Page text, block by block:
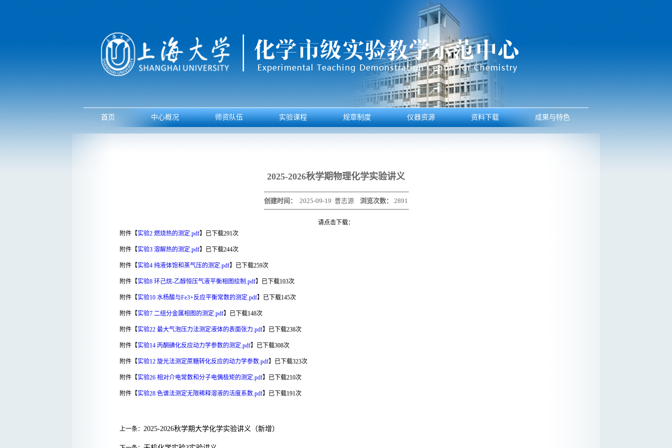
首页 中心概况 师资队伍 实验课程 规章制度 仪器资源 资料下载 成果与特色
2025-2026秋学期物理化学实验讲义
创建时间： 2025-09-19 曹志源 浏览次数： 2891
请点击下载：
附件【实验2 燃烧热的测定.pdf】已下载291次
附件【实验3 溶解热的测定.pdf】已下载244次
附件【实验4 纯液体饱和蒸气压的测定.pdf】已下载259次
附件【实验8 环己烷-乙醇恒压气液平衡相图绘制.pdf】已下载103次
附件【实验10 水杨酸与Fe3+反应平衡常数的测定.pdf】已下载145次
附件【实验7 二组分金属相图的测定.pdf】已下载148次
附件【实验22 最大气泡压力法测定液体的表面张力.pdf】已下载238次
附件【实验14 丙酮碘化反应动力学参数的测定.pdf】已下载308次
附件【实验12 旋光法测定蔗糖转化反应的动力学参数.pdf】已下载323次
附件【实验26 相对介电常数和分子电偶极矩的测定.pdf】已下载210次
附件【实验28 色谱法测定无限稀释溶液的活度系数.pdf】已下载191次
上一条： 2025-2026秋学期大学化学实验讲义（新增）